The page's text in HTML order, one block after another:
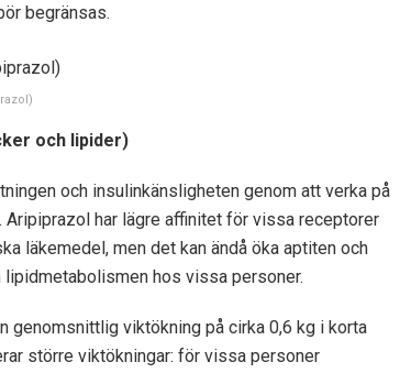
begränsas.
och lipider)
och insulinkänsligheten genom att verka på
har lägre affinitet för vissa receptorer
läkemedel, men det kan ändå öka aptiten och
hos vissa personer.
viktökning på cirka 0,6 kg i korta
större viktökningar: för vissa personer